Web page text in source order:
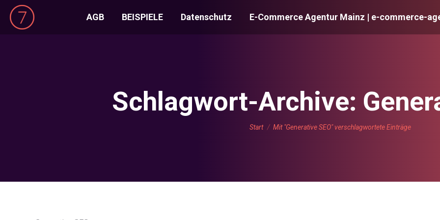
AGB BEISPIELE Datenschutz E-Commerce Agentur Mainz | e-commerce-
Schlagwort-Archive:
Sie befinden sich hier:
Start Mit "Generative SEO" verschlagwortete Einträge